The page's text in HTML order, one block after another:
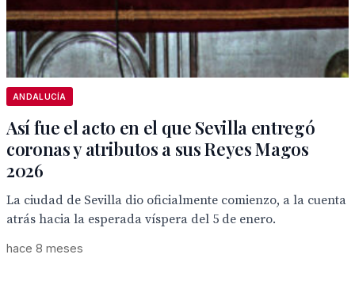
ANDALUCÍA
Así fue el acto en el que Sevilla entregó
coronas y atributos a sus Reyes Magos
2026
La ciudad de Sevilla dio oficialmente comienzo, a la cuenta
atrás hacia la esperada víspera del 5 de enero.
hace 8 meses